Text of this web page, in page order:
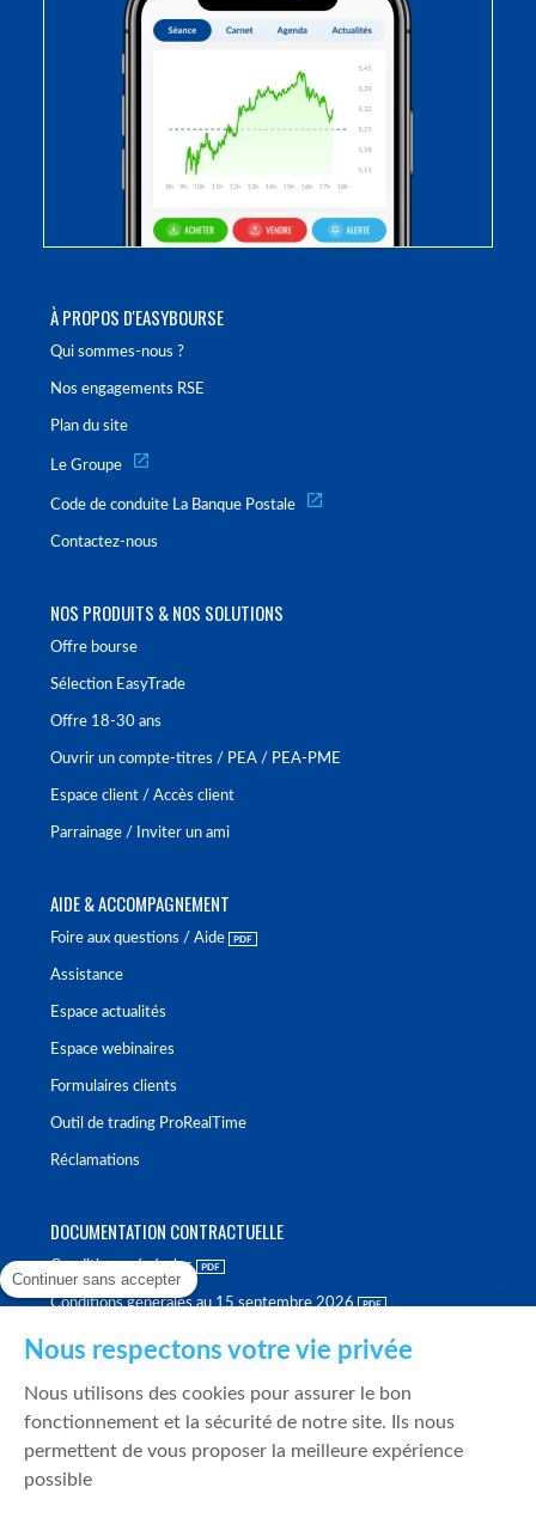
À PROPOS D'EASYBOURSE
Qui sommes-nous ?
Nos engagements RSE
Plan du site
Le Groupe
Code de conduite La Banque Postale
Contactez-nous
NOS PRODUITS & NOS SOLUTIONS
Offre bourse
Sélection EasyTrade
Offre 18-30 ans
Ouvrir un compte-titres / PEA / PEA-PME
Espace client / Accès client
Parrainage / Inviter un ami
AIDE & ACCOMPAGNEMENT
Foire aux questions / Aide
Assistance
Espace actualités
Espace webinaires
Formulaires clients
Outil de trading ProRealTime
Réclamations
DOCUMENTATION CONTRACTUELLE
Conditions générales
Conditions générales au 15 septembre 2026
Politique de meilleure sélection
Politique de durabilité
Fonds de garantie des dépôts et de résolution
Continuer sans accepter
Nous respectons votre vie privée
Nous utilisons des cookies pour assurer le bon
fonctionnement et la sécurité de notre site. Ils nous
permettent de vous proposer la meilleure expérience
possible